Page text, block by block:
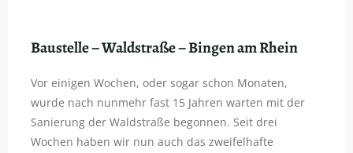
Baustelle – Waldstraße – Bingen am Rhein
Vor einigen Wochen, oder sogar schon Monaten,
wurde nach nunmehr fast 15 Jahren warten mit der
Sanierung der Waldstraße begonnen. Seit drei
Wochen haben wir nun auch das zweifelhafte